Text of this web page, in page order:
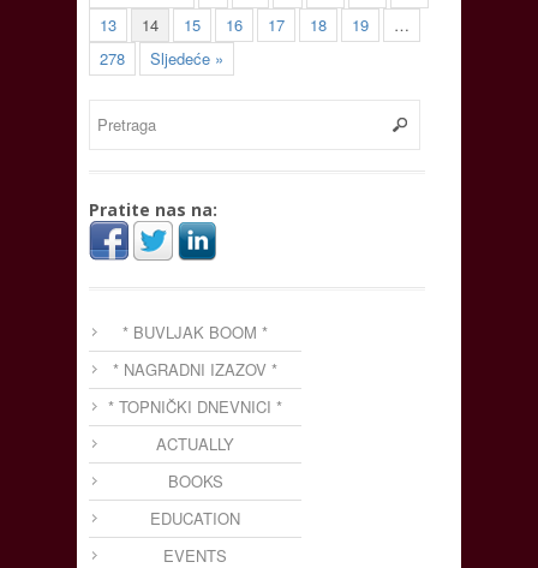
13
14 15 16 17 18 19
…
278
Sljedeće »
Pratite nas na:
* BUVLJAK BOOM *
* NAGRADNI IZAZOV *
* TOPNIČKI DNEVNICI *
ACTUALLY
BOOKS
EDUCATION
EVENTS